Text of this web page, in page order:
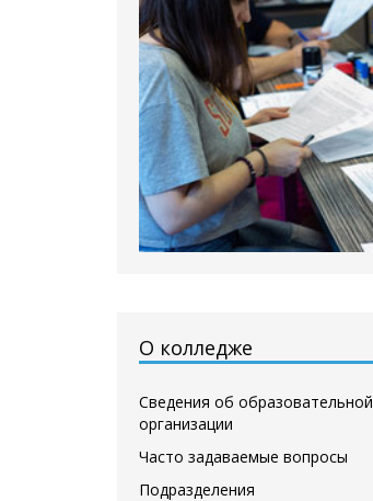
О колледже
Сведения об образовательной
организации
Часто задаваемые вопросы
Подразделения